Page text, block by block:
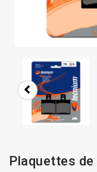
Plaquettes